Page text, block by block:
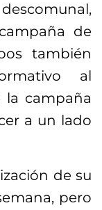
de
también
al
la campaña
a un lado
de su
pero